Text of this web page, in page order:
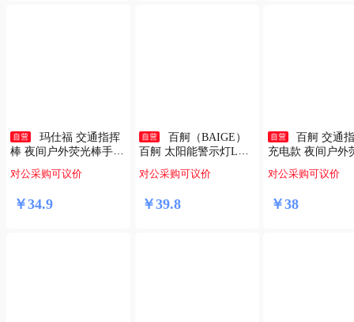
￥34.9
玛仕福 交通指挥
棒 夜间户外荧光棒手持
式LED闪光棒应急安全
警示灯 充电款54cm
对公采购可议价
￥39.8
百舸（BAIGE）
百舸 太阳能警示灯LED
交通施工车载夜间LED
吸顶灯强磁 红蓝双色
对公采购可议价
￥38
百舸 交通
充电款 夜间户外
手持式LED闪光
安全警示灯 红蓝
662030
对公采购可议价